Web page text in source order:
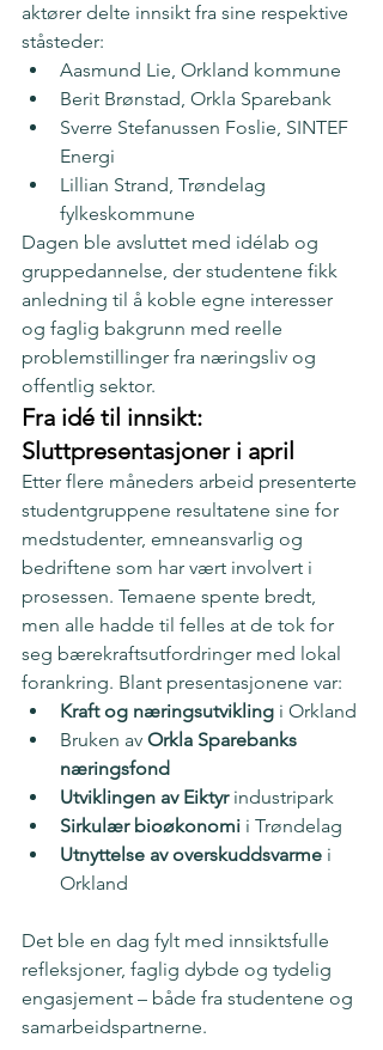
aktører delte innsikt fra sine respektive
ståsteder:
Aasmund Lie, Orkland kommune
Berit Brønstad, Orkla Sparebank
Sverre Stefanussen Foslie, SINTEF
Energi
Lillian Strand, Trøndelag
fylkeskommune
Dagen ble avsluttet med idélab og
gruppedannelse, der studentene fikk
anledning til å koble egne interesser
og faglig bakgrunn med reelle
problemstillinger fra næringsliv og
offentlig sektor.
Fra idé til innsikt:
Sluttpresentasjoner i april
Etter flere måneders arbeid presenterte
studentgruppene resultatene sine for
medstudenter, emneansvarlig og
bedriftene som har vært involvert i
prosessen. Temaene spente bredt,
men alle hadde til felles at de tok for
seg bærekraftsutfordringer med lokal
forankring. Blant presentasjonene var:
Kraft og næringsutvikling i Orkland
Bruken av Orkla Sparebanks
næringsfond
Utviklingen av Eiktyr industripark
Sirkulær bioøkonomi i Trøndelag
Utnyttelse av overskuddsvarme i
Orkland
Det ble en dag fylt med innsiktsfulle
refleksjoner, faglig dybde og tydelig
engasjement – både fra studentene og
samarbeidspartnerne.